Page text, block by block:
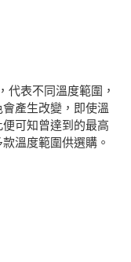
代表不同溫度範圍，
產生改變，即使溫
可知曾達到的最高
溫度範圍供選購。